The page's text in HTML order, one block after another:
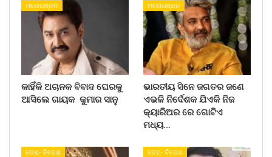
ମନୋରଞ୍ଜନ
କାହିଁକି ଅଚାନକ ବିବାଦ ଘେରକୁ
ଆସିଲେ ଗାୟକ କୁମାର ସାନୁ
ମନୋରଞ୍ଜନ
ଭାରତୀୟ ସିନେ ଜଗତର ଜଣେ
ଏଭଳି ନିର୍ଦେଶକ ଯିଏକି ନିଜ
କ୍ୟାରିଅର ରେ ଗୋଟିଏ
ମଧ୍ୟ…
ଦେଶ- ବିଦେଶ ଦେଶ- ବିଦେଶ